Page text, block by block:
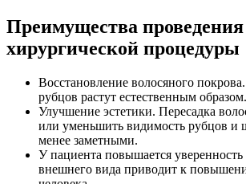
Преимущества проведения
хирургической процедуры
Восстановление волосяного
рубцов растут естественным образом.
Улучшение эстетики. Пересадка
или уменьшить видимость рубцов и
менее заметными.
У пациента повышается
внешнего вида приводит к